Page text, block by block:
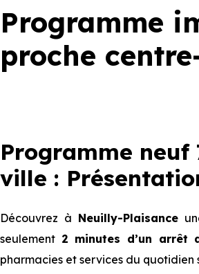
Programme
proche
Programme neuf
ville :
Découvrez à Neuilly-Plaisance
seulement 2 minutes d’un arrêt
pharmacies et services du